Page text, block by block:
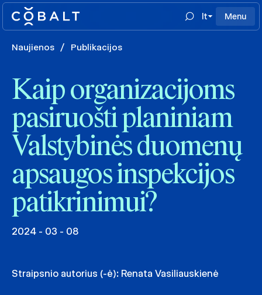
lt Menu
Naujienos / Publikacijos
Kaip organizacijoms
pasiruošti planiniam
Valstybinės duomenų
apsaugos inspekcijos
patikrinimui?
2024 - 03 - 08
Straipsnio autorius (-ė): Renata Vasiliauskienė